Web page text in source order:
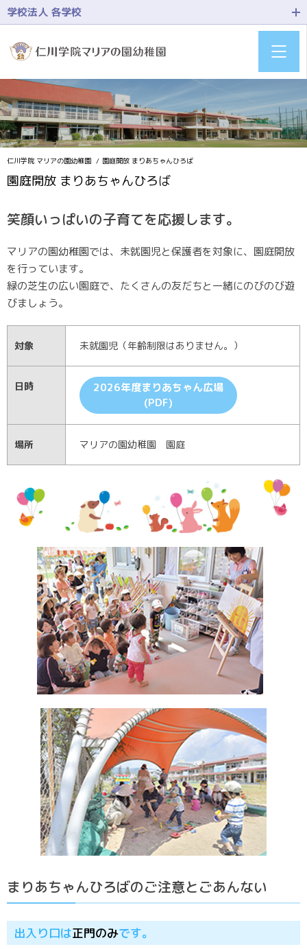
学校法人 各学校
仁川学院 マリアの園幼稚園 園庭開放 まりあちゃんひろば
園庭開放 まりあちゃんひろば
笑顔いっぱいの子育てを応援します。
マリアの園幼稚園では、未就園児と保護者を対象に、園庭開放
を行っています。
緑の芝生の広い園庭で、たくさんの友だちと一緒にのびのび遊
びましょう。
対象 未就園児（年齢制限はありません。）
日時
2026年度まりあちゃん広場
(PDF)
場所 マリアの園幼稚園 園庭
まりあちゃんひろばのご注意とごあんない
出入り口は正門のみです。